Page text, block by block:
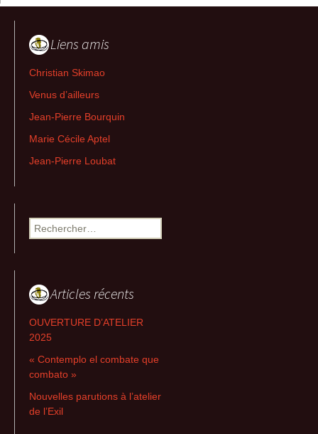
Liens amis
Christian Skimao
Venus d’ailleurs
Jean-Pierre Bourquin
Marie Cécile Aptel
Jean-Pierre Loubat
Rechercher :
Articles récents
OUVERTURE D’ATELIER
2025
« Contemplo el combate que
combato »
Nouvelles parutions à l’atelier
de l’Exil